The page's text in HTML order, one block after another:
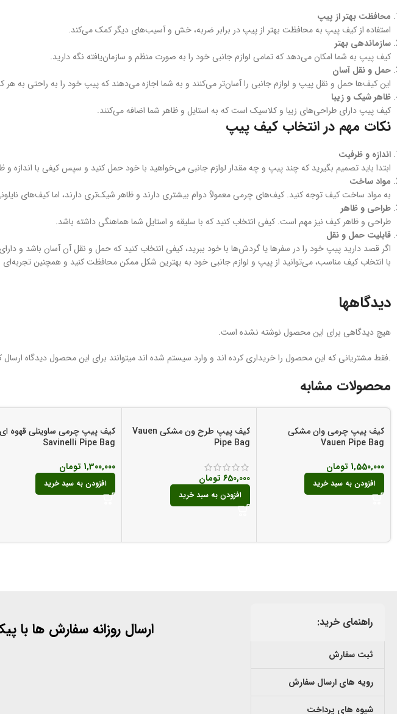
محافظت بهتر از پیپ
استفاده از کیف پیپ به محافظت بهتر از پیپ در برابر ضربه، خش و آسیب‌های دیگر کمک می‌کند.
سازماندهی بهتر
کیف‌ پیپ به شما امکان می‌دهد که تمامی لوازم جانبی خود را به صورت منظم و سازمان‌یافته نگه دارید.
حمل و نقل آسان
این کیف‌ها حمل و نقل پیپ و لوازم جانبی را آسان‌تر می‌کنند و به شما اجازه می‌دهند که پیپ خود را به راحتی به هر
ظاهر شیک و زیبا
کیف‌ پیپ دارای طراحی‌های زیبا و کلاسیک است که به استایل و ظاهر شما اضافه می‌کنند.
نکات مهم در انتخاب کیف پیپ
اندازه و ظرفیت
ابتدا باید تصمیم بگیرید که چند پیپ و چه مقدار لوازم جانبی می‌خواهید با خود حمل کنید و سپس کیفی با اندازه
مواد ساخت
به مواد ساخت کیف توجه کنید. کیف‌های چرمی معمولاً دوام بیشتری دارند و ظاهر شیک‌تری دارند، اما کیف‌های
طراحی و ظاهر
طراحی و ظاهر کیف نیز مهم است. کیفی انتخاب کنید که با سلیقه و استایل شما هماهنگی داشته باشد.
قابلیت حمل و نقل
اگر قصد دارید پیپ خود را در سفرها یا گردش‌ها با خود ببرید، کیفی انتخاب کنید که حمل و نقل آن آسان باشد و
با انتخاب کیف مناسب، می‌توانید از پیپ و لوازم جانبی خود به بهترین شکل ممکن محافظت کنید و همچنین
دیدگاهها
هیچ دیدگاهی برای این محصول نوشته نشده است.
.فقط مشتریانی که این محصول را خریداری کرده اند و وارد سیستم شده اند میتوانند برای این محصول دیدگاه ارسال
محصولات مشابه
کیف پیپ چرمی وان مشکی
Vauen Pipe Bag
1,550,000 تومان
افزودن به سبد خرید
کیف پیپ طرح ون مشکی Vauen
Pipe Bag
650,000 تومان
افزودن به سبد خرید
کیف پیپ چرمی ساوینلی قهوه ای
Savinelli Pipe Bag
1,300,000 تومان
افزودن به سبد خرید
راهنمای خرید:
ثبت سفارش
رویه های ارسال سفارش
شیوه های پرداخت
ارسال روزانه سفارش ها